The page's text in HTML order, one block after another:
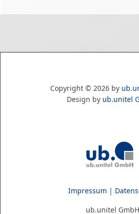
Copyright © 2026by
Design by ub.unitel
Impressum |
ub.unitel GmbH